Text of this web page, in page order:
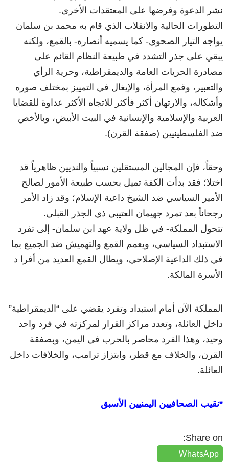
نشر الدعوة وفرضها على المعتقدات الأخرى.
التطورات الحالية والانقلاب الذي قام به محمد بن سلمان
يواجه التيار الصحوي- كما يسميه أنصاره- بالقمع، ولكنه
يبقي على جذر التشدد في طبيعة النظام القائم على
مصادرة الحريات العامة والديمقراطية، وحرية الرأي
والتعبير، وقمع المرأة، والإيغال في التمييز بمختلف صوره
وأشكاله، والارتهان أكثر فأكثر للاتجاه الأكثر عداوة للقضايا
العربية والإسلامية والإنسانية في البيت الأبيض، وبالأخص
ضد الفلسطينيين (صفقة القرن).
وحقاً، فإن المجالين المستقلين نسبياً والنديين ظاهرياً قد
اختلا؛ فقد بدأت الكفة تميل بحسب طبيعة الأمور لصالح
الأمير السياسي ضد الشيخ داعية الإسلام؛ وقد زاد الأمر
رجحاناً بعد تمرد جهيمان العتيبي ذي الجذر القبلي.
تتحول المملكة- في ظل ولاية عهد ابن سلمان- إلى تفرد
الاستبداد السياسي، ويعمم القمع والتهميش ضد الجميع بما
في ذلك الداعية الإصلاحي، ويطال القمع العديد من أفرا د
الأسرة المالكة.
المملكة الآن أمام استبداد وتفرد يقضي على “الديمقراطية”
داخل العائلة، وتعدد مراكز القرار لمركزته في فرد واحد
وحيد، وهذا الفرد محاصر بالحرب في اليمن، وبصفقة
القرن، والخلاف مع قطر، وابتزاز ترامب، والخلافات داخل
العائلة.
*نقيب الصحافيين اليمنيين الأسبق
Share on:
WhatsApp